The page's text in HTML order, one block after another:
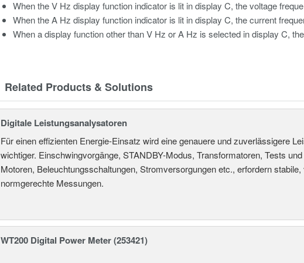
When the V Hz display function indicator is lit in display C, the voltage
When the A Hz display function indicator is lit in display C, the current
When a display function other than V Hz or A Hz is selected in display C,
Related Products & Solutions
Digitale Leistungsanalysatoren
Für einen effizienten Energie-Einsatz wird eine genauere und zuverlässigere
wichtiger. Einschwingvorgänge, STANDBY-Modus, Transformatoren, Tests
Motoren, Beleuchtungsschaltungen, Stromversorgungen etc., erfordern
normgerechte Messungen.
WT200 Digital Power Meter (253421)